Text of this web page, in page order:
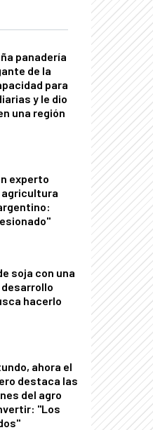
panadería
de la
para
y le dio
una región
experto
soja con una
desarrollo
hacerlo
ahora el
destaca las
del agro
"Los